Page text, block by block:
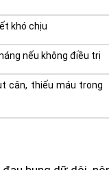
khó chịu
nếu không điều trị
cân, thiếu máu trong